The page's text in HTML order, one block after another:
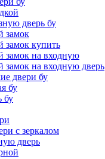
дверь бу
замок
замок купить
замок на входную
замок на входную дверь
двери бу
бу
бу
с зеркалом
дверь